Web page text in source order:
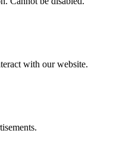
with our website.